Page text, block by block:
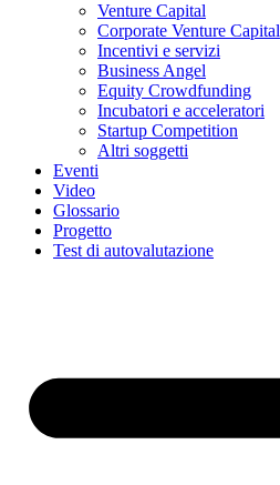
Venture Capital
Corporate Venture Capital
Incentivi e servizi
Business Angel
Equity Crowdfunding
Incubatori e acceleratori
Startup Competition
Altri soggetti
Eventi
Video
Glossario
Progetto
Test di autovalutazione